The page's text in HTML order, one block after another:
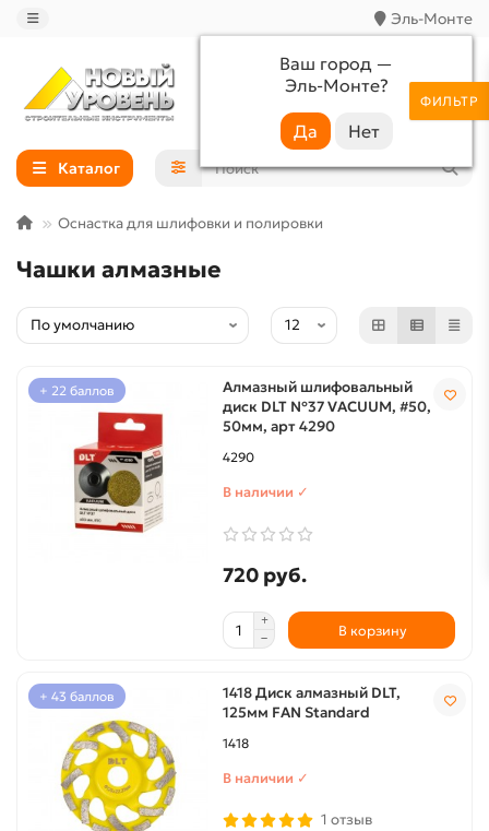
ФИЛЬТР
Эль-Монте
Ваш город —
Эль-Монте?
+7 (988) 233-44-52
Каталог
Оснастка для шлифовки и полировки
Чашки алмазные
+ 22 баллов
Алмазный шлифовальный
диск DLT №37 VACUUM, #50,
50мм, арт 4290
4290
В наличии ✓
720 руб.
В корзину
+ 43 баллов
1418 Диск алмазный DLT,
125мм FAN Standard
1418
В наличии ✓
1 отзыв